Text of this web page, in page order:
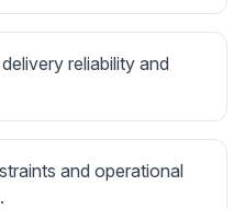
reliability and
and operational